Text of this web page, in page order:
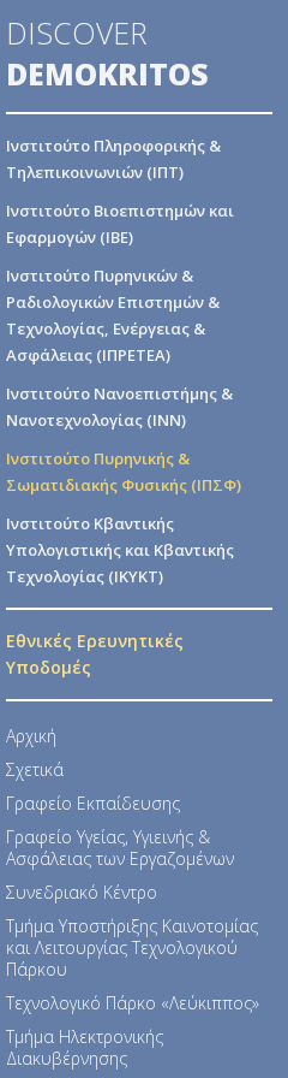
DISCOVER
DEMOKRITOS
Ινστιτούτο Πληροφορικής &
Τηλεπικοινωνιών (ΙΠΤ)
Ινστιτούτο Βιοεπιστημών και
Εφαρμογών (ΙΒΕ)
Ινστιτούτο Πυρηνικών &
Ραδιολογικών Επιστημών &
Τεχνολογίας, Ενέργειας &
Ασφάλειας (ΙΠΡΕΤΕΑ)
Ινστιτούτο Νανοεπιστήμης &
Νανοτεχνολογίας (ΙΝΝ)
Ινστιτούτο Πυρηνικής &
Σωματιδιακής Φυσικής (ΙΠΣΦ)
Ινστιτούτο Κβαντικής
Υπολογιστικής και Κβαντικής
Τεχνολογίας (ΙΚΥΚΤ)
Εθνικές Ερευνητικές
Υποδομές
Αρχική
Σχετικά
Γραφείο Εκπαίδευσης
Γραφείο Υγείας, Υγιεινής &
Ασφάλειας των Εργαζομένων
Συνεδριακό Κέντρο
Τμήμα Υποστήριξης Καινοτομίας
και Λειτουργίας Τεχνολογικού
Πάρκου
Τεχνολογικό Πάρκο «Λεύκιππος»
Τμήμα Ηλεκτρονικής
Διακυβέρνησης